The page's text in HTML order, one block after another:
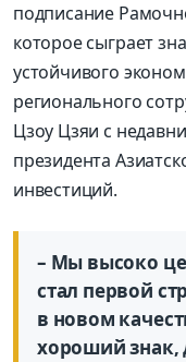
подписание
которое сыграет
устойчивого
регионального
Цзоу Цзяи с
президента
инвестиций.
– Мы высоко
стал первой
в новом
хороший